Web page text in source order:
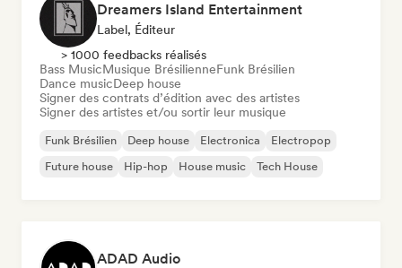
Dreamers Island Entertainment
Label, Éditeur
> 1000 feedbacks réalisés
Bass MusicMusique BrésilienneFunk Brésilien
Dance musicDeep house
Signer des contrats d’édition avec des artistes
Signer des artistes et/ou sortir leur musique
Funk Brésilien Deep house Electronica
Electropop
Future house
Hip-hop House music Tech House
ADAD Audio